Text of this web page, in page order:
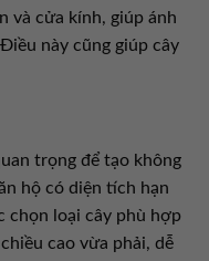
và cửa kính, giúp ánh
này cũng giúp cây
trọng để tạo không
hộ có diện tích hạn
chọn loại cây phù hợp
cao vừa phải, dễ